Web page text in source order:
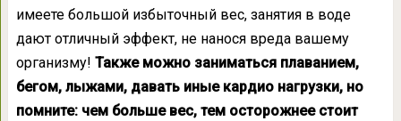
имеете большой избыточный вес, занятия в воде
дают отличный эффект, не нанося вреда вашему
организму! Также можно заниматься плаванием,
бегом, лыжами, давать иные кардио нагрузки, но
помните: чем больше вес, тем осторожнее стоит